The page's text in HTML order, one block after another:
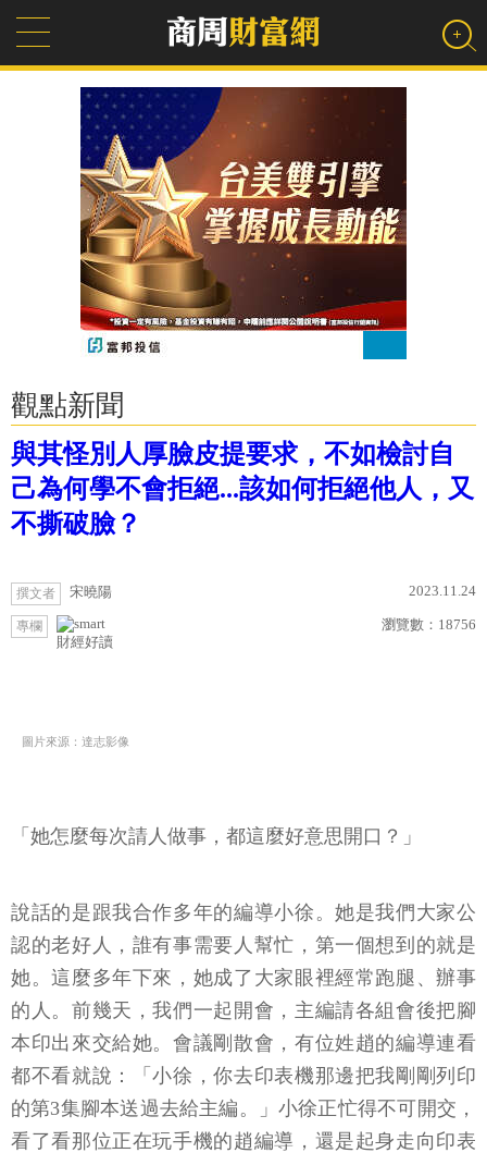
觀點新聞
與其怪別人厚臉皮提要求，不如檢討自
己為何學不會拒絕...該如何拒絕他人，又
不撕破臉？
撰文者 宋曉陽 2023.11.24
專欄
財經好讀
瀏覽數： 18756
圖片來源：達志影像
「她怎麼每次請人做事，都這麼好意思開口？」
說話的是跟我合作多年的編導小徐。她是我們大家公
認的老好人，誰有事需要人幫忙，第一個想到的就是
她。這麼多年下來，她成了大家眼裡經常跑腿、辦事
的人。前幾天，我們一起開會，主編請各組會後把腳
本印出來交給她。會議剛散會，有位姓趙的編導連看
都不看就說：「小徐，你去印表機那邊把我剛剛列印
的第3集腳本送過去給主編。」小徐正忙得不可開交，
看了看那位正在玩手機的趙編導，還是起身走向印表